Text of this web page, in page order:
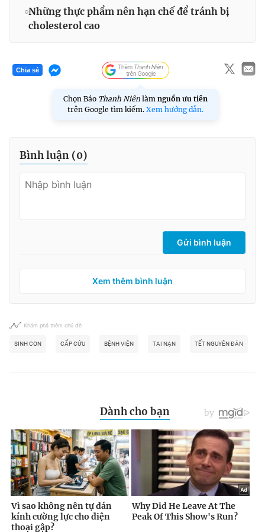
Những thực phẩm nên hạn chế để tránh bị
cholesterol cao
Chia sẻ
Chọn Báo Thanh Niên làm nguồn ưu tiên
trên Google tìm kiếm. Xem hướng dẫn.
Bình luận (0)
Gửi bình luận
Xem thêm bình luận
Khám phá thêm chủ đề
SINH CON CẤP CỨU BỆNH VIỆN TAI NẠN TẾT NGUYÊN ĐÁN